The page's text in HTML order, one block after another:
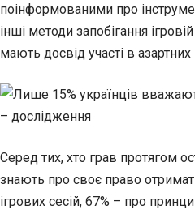
поінформованими про
інші методи запобігання
мають досвід участі в азартних
Серед тих, хто грав протягом
знають про своє право
ігрових сесій, 67% – про